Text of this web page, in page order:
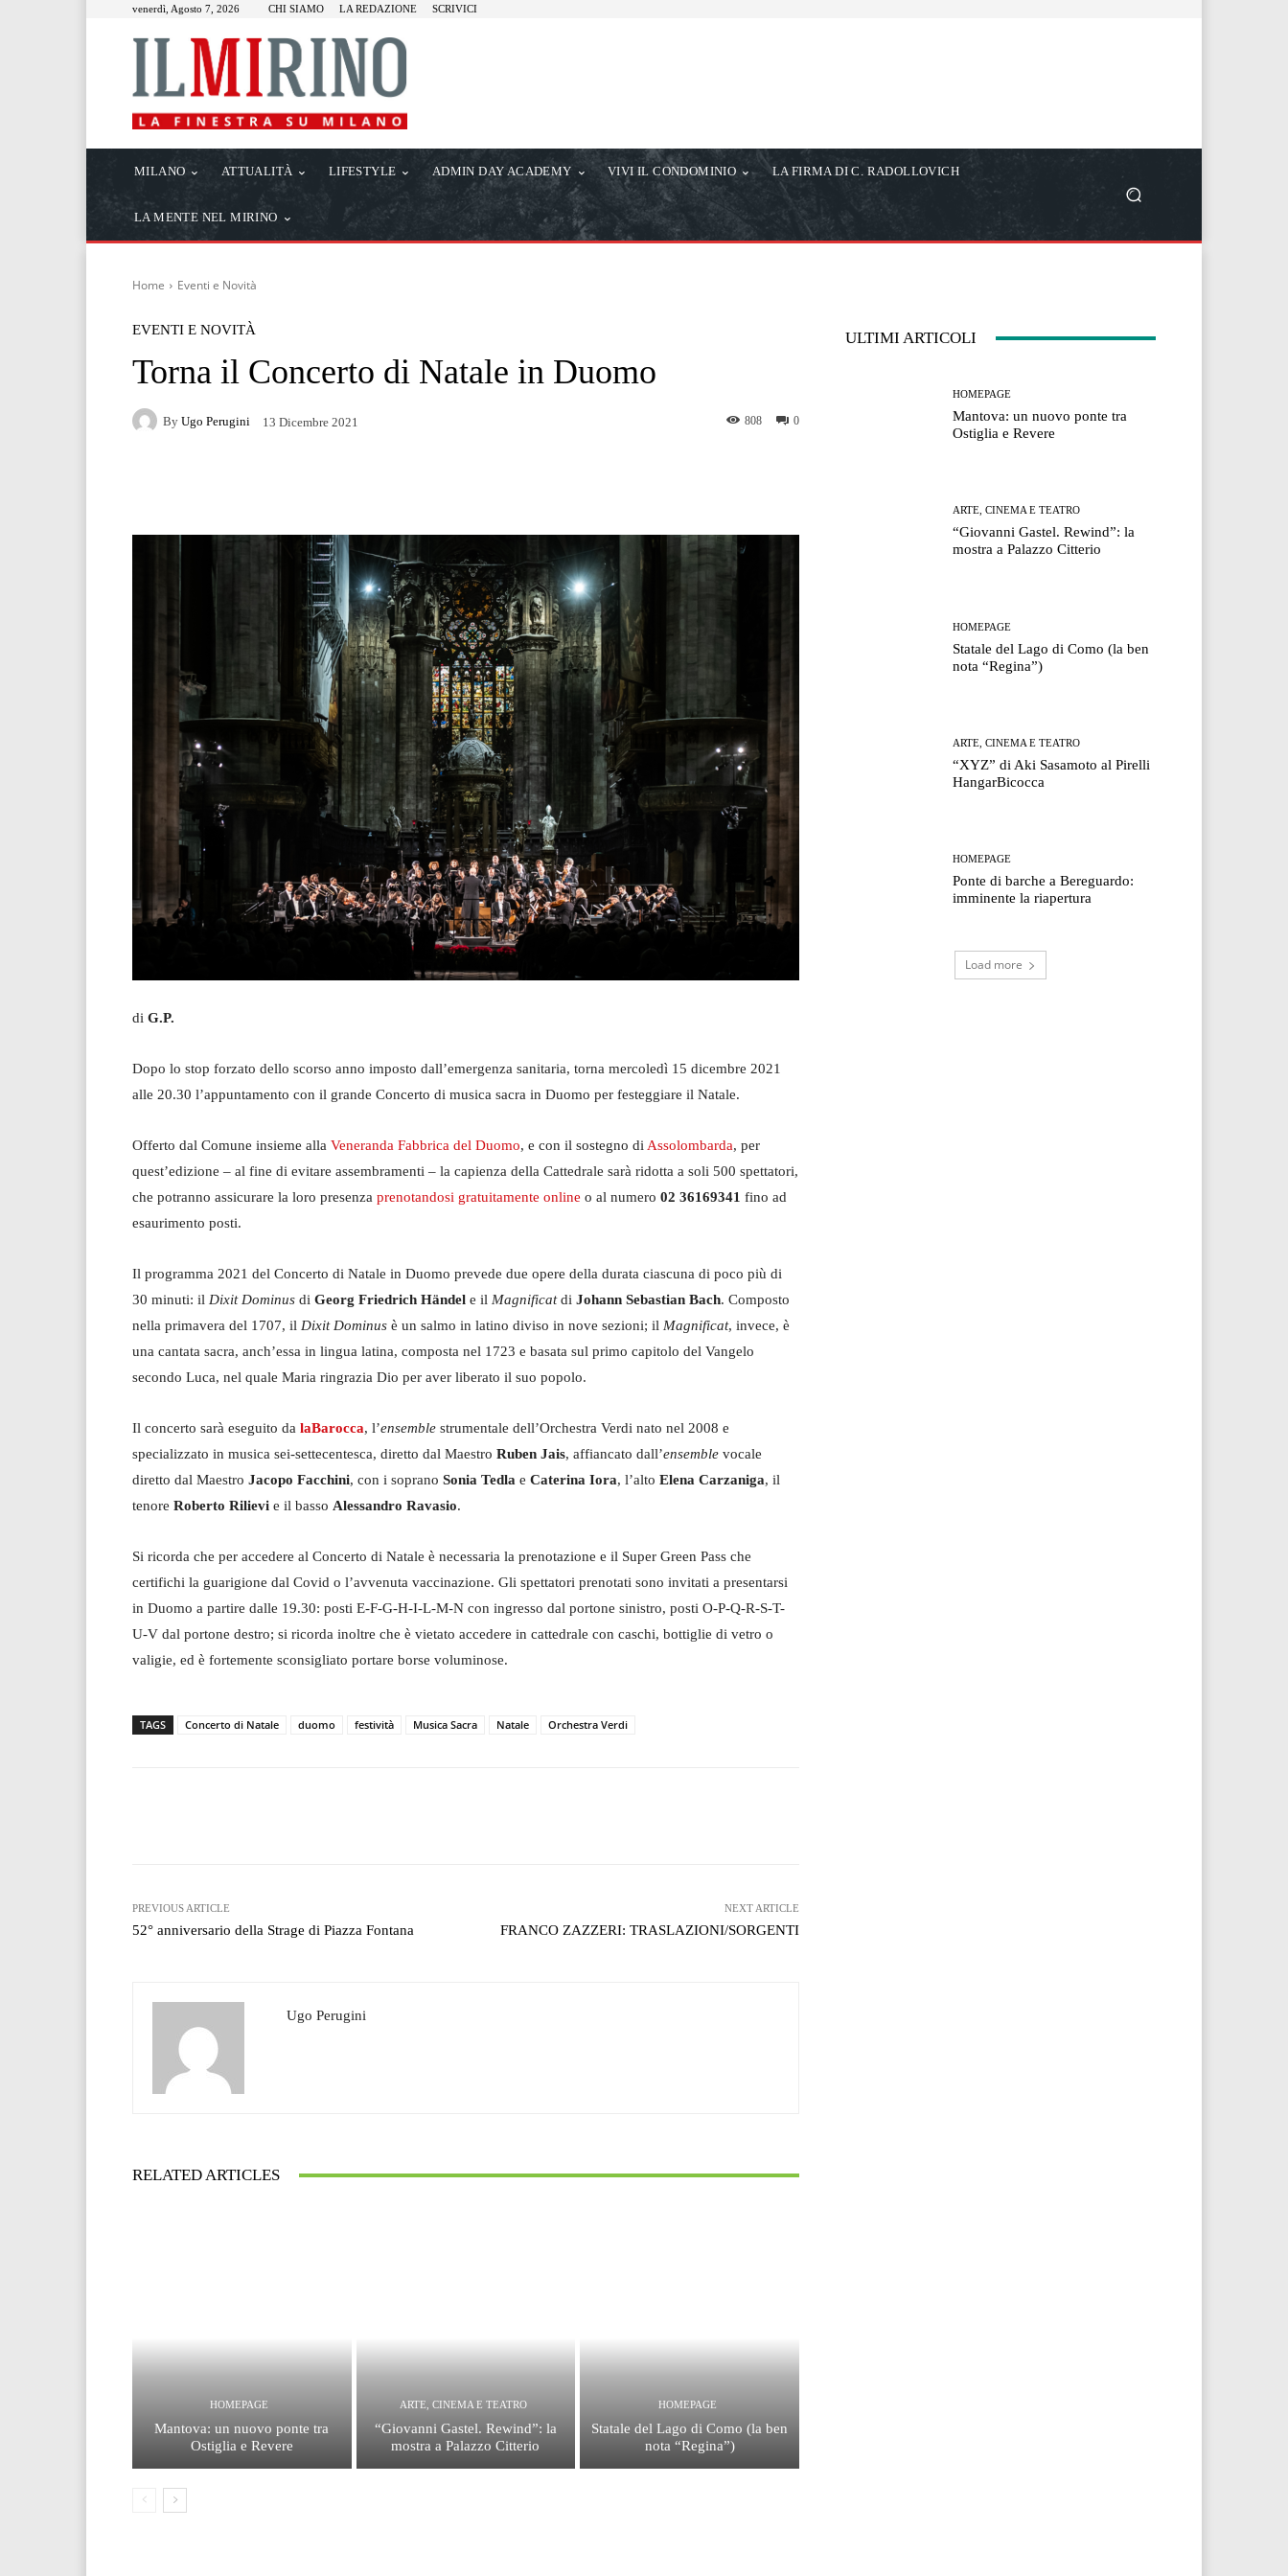
venerdì, Agosto 7, 2026 CHI SIAMO LA REDAZIONE SCRIVICI
MILANO ATTUALITÀ LIFESTYLE ADMIN DAY ACADEMY VIVI IL CONDOMINIO LA FIRMA DI C. RADOLLOVICH
LA MENTE NEL MIRINO
Home Eventi e Novità
EVENTI E NOVITÀ
Torna il Concerto di Natale in Duomo
By Ugo Perugini 13 Dicembre 2021 0
808
di G.P.
Dopo lo stop forzato dello scorso anno imposto dall’emergenza sanitaria, torna mercoledì 15 dicembre 2021
alle 20.30 l’appuntamento con il grande Concerto di musica sacra in Duomo per festeggiare il Natale.
Offerto dal Comune insieme alla Veneranda Fabbrica del Duomo, e con il sostegno di Assolombarda, per
quest’edizione – al fine di evitare assembramenti – la capienza della Cattedrale sarà ridotta a soli 500 spettatori,
che potranno assicurare la loro presenza prenotandosi gratuitamente online o al numero 02 36169341 fino ad
esaurimento posti.
Il programma 2021 del Concerto di Natale in Duomo prevede due opere della durata ciascuna di poco più di
30 minuti: il Dixit Dominus di Georg Friedrich Händel e il Magnificatdi Johann Sebastian Bach. Composto
nella primavera del 1707, il Dixit Dominus è un salmo in latino diviso in nove sezioni; il Magnificat, invece, è
una cantata sacra, anch’essa in lingua latina, composta nel 1723 e basata sul primo capitolo del Vangelo
secondo Luca, nel quale Maria ringrazia Dio per aver liberato il suo popolo.
Il concerto sarà eseguito da laBarocca, l’ensemble strumentale dell’Orchestra Verdi nato nel 2008 e
specializzato in musica sei-settecentesca, diretto dal Maestro Ruben Jais, affiancato dall’ensemble vocale
diretto dal Maestro Jacopo Facchini, con i soprano Sonia Tedla e Caterina Iora, l’alto Elena Carzaniga, il
tenore Roberto Rilievi e il basso Alessandro Ravasio.
Si ricorda che per accedere al Concerto di Natale è necessaria la prenotazione e il Super Green Pass che
certifichi la guarigione dal Covid o l’avvenuta vaccinazione. Gli spettatori prenotati sono invitati a presentarsi
in Duomo a partire dalle 19.30: posti E-F-G-H-I-L-M-N con ingresso dal portone sinistro, posti O-P-Q-R-S-T-
U-V dal portone destro; si ricorda inoltre che è vietato accedere in cattedrale con caschi, bottiglie di vetro o
valigie, ed è fortemente sconsigliato portare borse voluminose.
TAGS Concerto di Natale duomo festività Musica Sacra Natale Orchestra Verdi
PREVIOUS ARTICLE
52° anniversario della Strage di Piazza Fontana
NEXT ARTICLE
FRANCO ZAZZERI: TRASLAZIONI/SORGENTI
Ugo Perugini
RELATED ARTICLES
HOMEPAGE
Mantova: un nuovo ponte tra
Ostiglia e Revere
ARTE, CINEMA E TEATRO
“Giovanni Gastel. Rewind”: la
mostra a Palazzo Citterio
HOMEPAGE
Statale del Lago di Como (la ben
nota “Regina”)
ULTIMI ARTICOLI
HOMEPAGE
Mantova: un nuovo ponte tra
Ostiglia e Revere
ARTE, CINEMA E TEATRO
“Giovanni Gastel. Rewind”: la
mostra a Palazzo Citterio
HOMEPAGE
Statale del Lago di Como (la ben
nota “Regina”)
ARTE, CINEMA E TEATRO
“XYZ” di Aki Sasamoto al Pirelli
HangarBicocca
HOMEPAGE
Ponte di barche a Bereguardo:
imminente la riapertura
Load more